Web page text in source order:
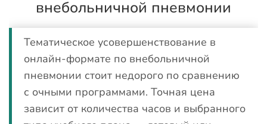
внебольничной пневмонии
Тематическое усовершенствование в
онлайн-формате по внебольничной
пневмонии стоит недорого по сравнению
с очными программами. Точная цена
зависит от количества часов и выбранного